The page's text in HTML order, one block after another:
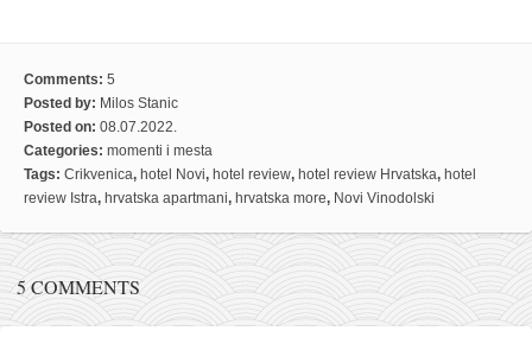
Comments: 5
Posted by: Milos Stanic
Posted on: 08.07.2022.
Categories: momenti i mesta
Tags: Crikvenica, hotel Novi, hotel review, hotel review Hrvatska, hotel
review Istra, hrvatska apartmani, hrvatska more, Novi Vinodolski
5 COMMENTS